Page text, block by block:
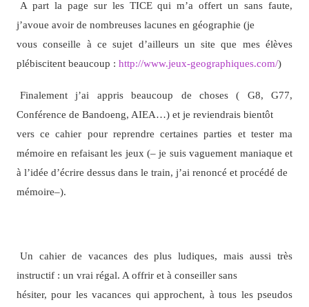
A part la page sur les TICE qui m’a offert un sans faute,
j’avoue avoir de nombreuses lacunes en géographie (je
vous conseille à ce sujet d’ailleurs un site que mes élèves
plébiscitent beaucoup : http://www.jeux-geographiques.com/)
Finalement j’ai appris beaucoup de choses ( G8, G77,
Conférence de Bandoeng, AIEA…) et je reviendrais bientôt
vers ce cahier pour reprendre certaines parties et tester ma
mémoire en refaisant les jeux (– je suis vaguement maniaque et
à l’idée d’écrire dessus dans le train, j’ai renoncé et procédé de
mémoire–).
Un cahier de vacances des plus ludiques, mais aussi très
instructif : un vrai régal. A offrir et à conseiller sans
hésiter, pour les vacances qui approchent, à tous les pseudos